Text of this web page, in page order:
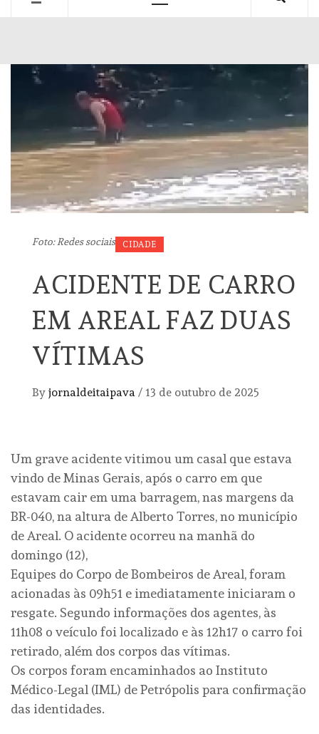
Foto: Redes sociais CIDADE
ACIDENTE DE CARRO
EM AREAL FAZ DUAS
VÍTIMAS
By jornaldeitaipava / 13 de outubro de 2025
Um grave acidente vitimou um casal que estava
vindo de Minas Gerais, após o carro em que
estavam cair em uma barragem, nas margens da
BR-040, na altura de Alberto Torres, no município
de Areal. O acidente ocorreu na manhã do
domingo (12),
Equipes do Corpo de Bombeiros de Areal, foram
acionadas às 09h51 e imediatamente iniciaram o
resgate. Segundo informações dos agentes, às
11h08 o veículo foi localizado e às 12h17 o carro foi
retirado, além dos corpos das vítimas.
Os corpos foram encaminhados ao Instituto
Médico-Legal (IML) de Petrópolis para confirmação
das identidades.